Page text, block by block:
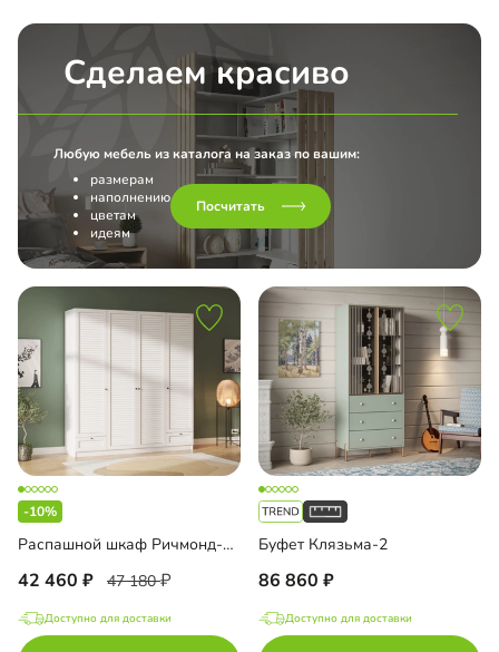
Сделаем красиво
Любую мебель из каталога на заказ по вашим:
размерам
наполнению
цветам
идеям
Посчитать
-10%
Распашной шкаф Ричмонд-4.1
42 460 47 180
Доступно для доставки
Буфет Клязьма-2
86 860
Доступно для доставки